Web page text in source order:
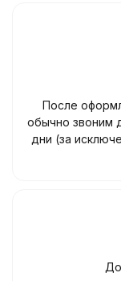
После
обычно звоним
дни (за